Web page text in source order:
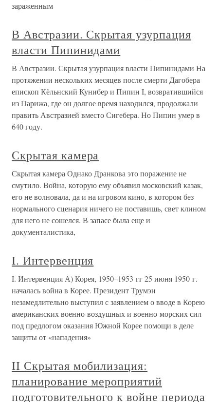
зараженным
В Австразии. Скрытая узурпация
власти Пипинидами
В Австразии. Скрытая узурпация власти Пипинидами На
протяжении нескольких месяцев после смерти Дагобера
епископ Кёльнский Кунибер и Пипин I, возвратившийся
из Парижа, где он долгое время находился, продолжали
править Австразией вместо Сигебера. Но Пипин умер в
640 году.
Скрытая камера
Скрытая камера Однако Дранкова это поражение не
смутило. Война, которую ему объявил московский казак,
его не волновала, да и на игровом кино, в котором без
нормального сценария ничего не поставишь, свет клином
для него не сошелся. В запасе была еще и
документалистика,
I. Интервенция
I. Интервенция А) Корея, 1950–1953 гг 25 июня 1950 г.
началась война в Корее. Президент Трумэн
незамедлительно выступил с заявлением о вводе в Корею
американских военно-воздушных и военно-морских сил
под предлогом оказания Южной Корее помощи в деле
защиты от «нападения»
II Скрытая мобилизация:
планирование мероприятий
подготовительного к войне периода